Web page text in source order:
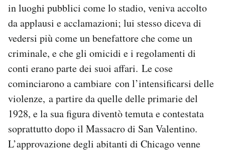
in luoghi pubblici come lo stadio, veniva accolto
da applausi e acclamazioni; lui stesso diceva di
vedersi più come un benefattore che come un
criminale, e che gli omicidi e i regolamenti di
conti erano parte dei suoi affari. Le cose
cominciarono a cambiare con l’intensificarsi delle
violenze, a partire da quelle delle primarie del
1928, e la sua figura diventò temuta e contestata
soprattutto dopo il Massacro di San Valentino.
L’approvazione degli abitanti di Chicago venne